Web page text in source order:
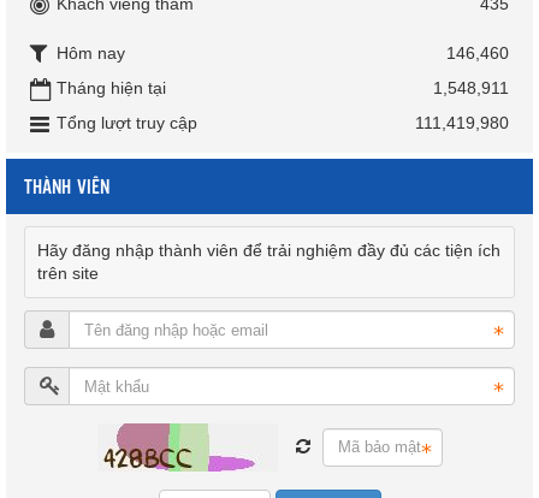
Khách viếng thăm
435
Hôm nay
146,460
Tháng hiện tại
1,548,911
Tổng lượt truy cập
111,419,980
THÀNH VIÊN
Hãy đăng nhập thành viên để trải nghiệm đầy đủ các tiện ích
trên site